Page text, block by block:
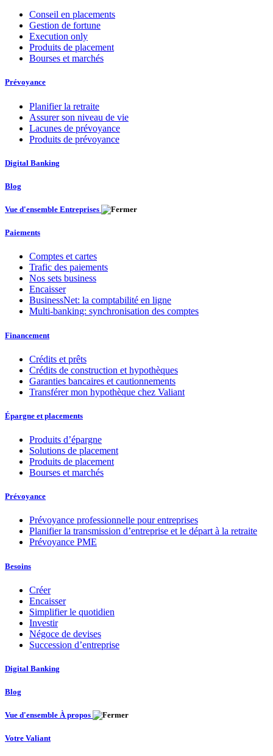
Conseil en placements
Gestion de fortune
Execution only
Produits de placement
Bourses et marchés
Prévoyance
Planifier la retraite
Assurer son niveau de vie
Lacunes de prévoyance
Produits de prévoyance
Digital Banking
Blog
Vue d'ensemble Entreprises
Paiements
Comptes et cartes
Trafic des paiements
Nos sets business
Encaisser
BusinessNet: la comptabilité en ligne
Multi-banking: synchronisation des comptes
Financement
Crédits et prêts
Crédits de construction et hypothèques
Garanties bancaires et cautionnements
Transférer mon hypothèque chez Valiant
Épargne et placements
Produits d’épargne
Solutions de placement
Produits de placement
Bourses et marchés
Prévoyance
Prévoyance professionnelle pour entreprises
Planifier la transmission d’entreprise et le départ à la retraite
Prévoyance PME
Besoins
Créer
Encaisser
Simplifier le quotidien
Investir
Négoce de devises
Succession d’entreprise
Digital Banking
Blog
Vue d'ensemble À propos
Votre Valiant